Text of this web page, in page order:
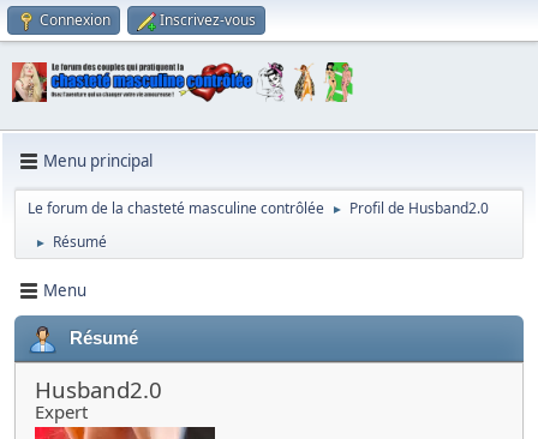
Connexion Inscrivez-vous
Menu principal
Le forum de la chasteté masculine contrôlée ► Profil de Husband2.0
► Résumé
Menu
Résumé
Husband2.0
Expert